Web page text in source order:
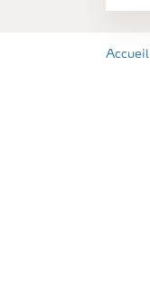
Accueil